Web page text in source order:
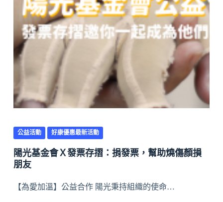
公益活動 好康優惠最新活動
陽光基金會Ｘ發票存摺：捐發票，幫助燒傷顏損
朋友
【為愛加溫】公益合作 陽光秉持組織的使命…